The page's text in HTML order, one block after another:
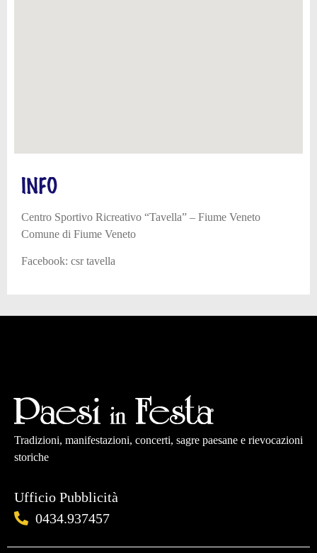
INFO
Centro Sportivo Ricreativo “Tavella” – Fiume Veneto
Comune di Fiume Veneto
Facebook: csr tavella
Tradizioni, manifestazioni, concerti, sagre paesane e rievocazioni
storiche
Ufficio Pubblicità
0434.937457